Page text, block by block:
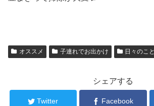
オススメ 子連れでお出かけ 日々のこと
シェアする
Twitter Facebook